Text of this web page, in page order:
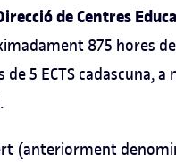
de Centres
875 hores
5 ECTS cadascuna, a
(anteriorment